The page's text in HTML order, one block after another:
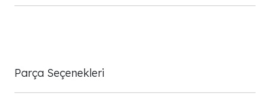
Parça Seçenekleri